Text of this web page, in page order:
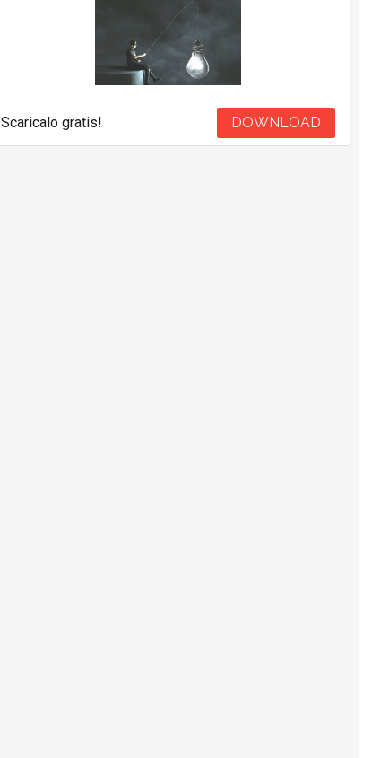
Scaricalo gratis! DOWNLOAD